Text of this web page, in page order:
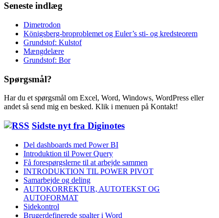
Seneste indlæg
Dimetrodon
Königsberg-broproblemet og Euler’s sti- og kredsteorem
Grundstof: Kulstof
Mængdelære
Grundstof: Bor
Spørgsmål?
Har du et spørgsmål om Excel, Word, Windows, WordPress eller
andet så send mig en besked. Klik i menuen på Kontakt!
Sidste nyt fra Diginotes
Del dashboards med Power BI
Introduktion til Power Query
Få forespørgslerne til at arbejde sammen
INTRODUKTION TIL POWER PIVOT
Samarbejde og deling
AUTOKORREKTUR, AUTOTEKST OG
AUTOFORMAT
Sidekontrol
Brugerdefinerede spalter i Word